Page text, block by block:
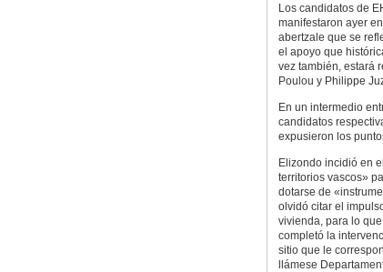
Los candidatos de
manifestaron ayer
abertzale que se
el apoyo que
vez también, estará
Poulou y Philippe
En un intermedio
candidatos
expusieron los
Elizondo incidió en
territorios vascos»
dotarse de
olvidó citar el
vivienda, para lo
completó la
sitio que le
llámese